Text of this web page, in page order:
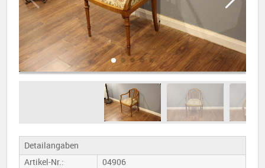
Detailangaben
Artikel-Nr.:
04906